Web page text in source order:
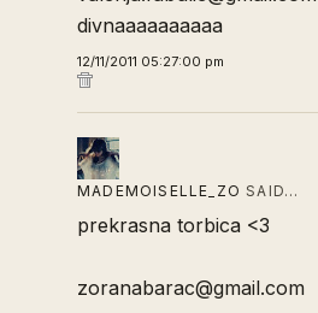
divnaaaaaaaaaa
12/11/2011 05:27:00 pm
MADEMOISELLE_ZO SAID…
prekrasna torbica <3
zoranabarac@gmail.com